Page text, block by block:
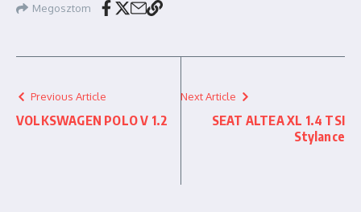
Megosztom
Previous Article
VOLKSWAGEN POLO V 1.2
Next Article
SEAT ALTEA XL 1.4 TSI
Stylance